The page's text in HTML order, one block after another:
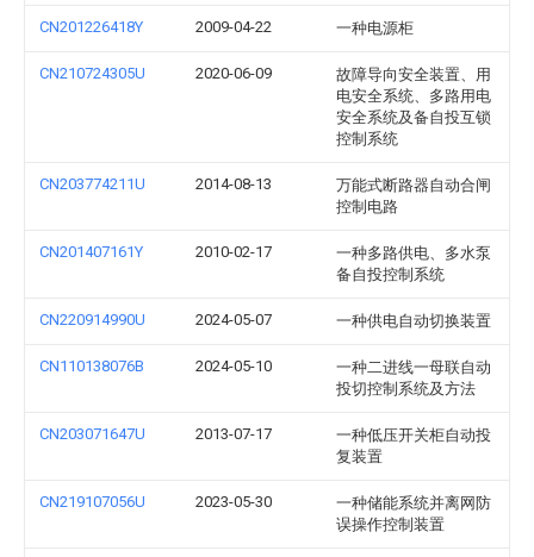
CN201226418Y 2009-04-22 一种电源柜
CN210724305U 2020-06-09
故障导向安全装置、用
电安全系统、多路用电
安全系统及备自投互锁
控制系统
CN203774211U 2014-08-13
万能式断路器自动合闸
控制电路
CN201407161Y 2010-02-17
一种多路供电、多水泵
备自投控制系统
CN220914990U 2024-05-07 一种供电自动切换装置
CN110138076B 2024-05-10
一种二进线一母联自动
投切控制系统及方法
CN203071647U 2013-07-17
一种低压开关柜自动投
复装置
CN219107056U 2023-05-30
一种储能系统并离网防
误操作控制装置